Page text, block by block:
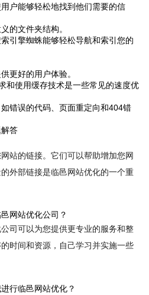
户能够轻松地找到他们需要的信
的文件夹结构。
引擎蜘蛛能够轻松导航和索引您的
更好的用户体验。
和使用缓存技术是一些常见的速度优
错误的代码、页面重定向和404错
答
站的链接。它们可以帮助增加您网
外部链接是临邑网站优化的一个重
网站优化公司？
司可以为您提供更专业的服务和整
时间和资源，自己学习并实施一些
行临邑网站优化？